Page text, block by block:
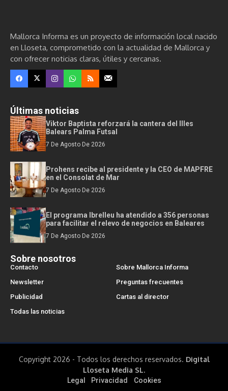
Mallorca Informa es un proyecto de información local nacido
en Lloseta, comprometido con la actualidad de Mallorca y
con ofrecer noticias claras, útiles y cercanas.
Últimas noticias
Viktor Baptista reforzará la cantera del Illes
Balears Palma Futsal
7 De Agosto De 2026
Prohens recibe al presidente y la CEO de MAPFRE
en el Consolat de Mar
7 De Agosto De 2026
El programa Ibrelleu ha atendido a 356 personas
para facilitar el relevo de negocios en Baleares
7 De Agosto De 2026
Sobre nosotros
Contacto
Sobre Mallorca Informa
Newsletter
Preguntas frecuentes
Publicidad
Cartas al director
Todas las noticias
Copyright 2026 - Todos los derechos reservados. Digital
Lloseta Media SL.
Legal Privacidad Cookies